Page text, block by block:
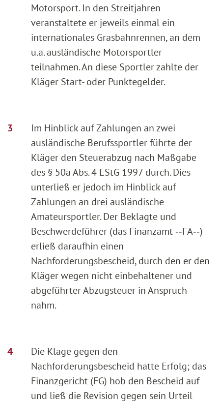
Motorsport. In den Streitjahren
veranstaltete er jeweils einmal ein
internationales Grasbahnrennen, an dem
u.a. ausländische Motorsportler
teilnahmen. An diese Sportler zahlte der
Kläger Start- oder Punktegelder.
Im Hinblick auf Zahlungen an zwei
ausländische Berufssportler führte der
Kläger den Steuerabzug nach Maßgabe
des § 50a Abs. 4 EStG 1997 durch. Dies
unterließ er jedoch im Hinblick auf
Zahlungen an drei ausländische
Amateursportler. Der Beklagte und
Beschwerdeführer (das Finanzamt ‑‑FA‑‑)
erließ daraufhin einen
Nachforderungsbescheid, durch den er den
Kläger wegen nicht einbehaltener und
abgeführter Abzugsteuer in Anspruch
nahm.
Die Klage gegen den
Nachforderungsbescheid hatte Erfolg; das
Finanzgericht (FG) hob den Bescheid auf
und ließ die Revision gegen sein Urteil